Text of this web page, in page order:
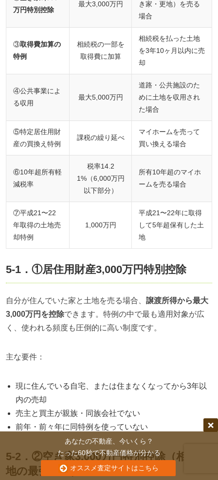
万円特別控除
最大3,000万円
き家・更地）を売る
場合
③取得費加算の
特例
相続税の一部を
取得費に加算
相続税を払った土地
を3年10ヶ月以内に売
却
④公共事業によ
る収用
最大5,000万円
道路・公共施設のた
めに土地を収用され
た場合
⑤特定居住用財
産の買換え特例
課税の繰り延べ
マイホームを売って
買い換える場合
⑥10年超所有軽
減税率
税率14.2
1%（6,000万円
以下部分）
所有10年超のマイホ
ームを売る場合
⑦平成21〜22
年取得の土地売
却特例
1,000万円
平成21〜22年に取得
して5年超保有した土
地
5-1．①居住用財産3,000万円特別控除
自分が住んでいた家と土地を売る場合、 譲渡所得から最大
3,000万円を控除できます。特例の中で最も適用対象が広
く、使われる頻度も圧倒的に高い制度です。
主な要件：
現に住んでいる自宅、または住まなくなってから3年以
内の売却
売主と買主が親族・同族会社でない
前年・前々年に同特例を使っていない
5-2．②空き家3,000万円特別控除（相続土
地の最強特例）
あなたの不動産、今いくら？
たった60秒で不動産価格が分かる
オススメ査定サイトはこちら